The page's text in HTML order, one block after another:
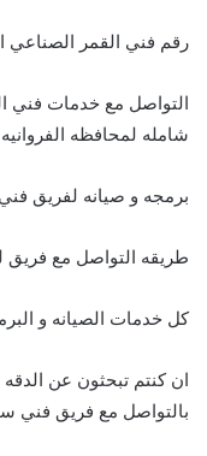
رقم فني القمر الصناعي
التواصل مع خدمات فني
شامله لمحافظه
برمجه و صيانه لفريق
طريقه التواصل مع فريق
كل خدمات الصيانه و
ان كنتم تبحثون عن الدقه
بالتواصل مع فريق فني